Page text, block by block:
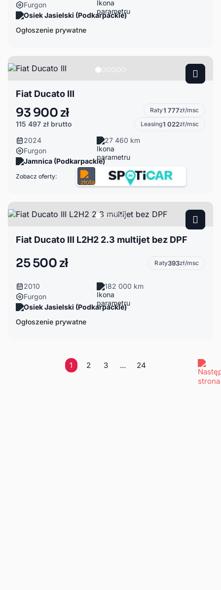
Furgon
Osiek Jasielski (Podkarpackie)
Ogłoszenie prywatne
Fiat Ducato III
93 900 zł
115 497 zł brutto
Raty1 777zł/msc
Leasing1 022zł/msc
2024
27 460 km
Furgon
Jamnica (Podkarpackie)
Zobacz oferty:
Fiat Ducato III L2H2 2.3 multijet bez DPF
25 500 zł Raty393zł/msc
2010
182 000 km
Furgon
Osiek Jasielski (Podkarpackie)
Ogłoszenie prywatne
1 2 3 ... 24